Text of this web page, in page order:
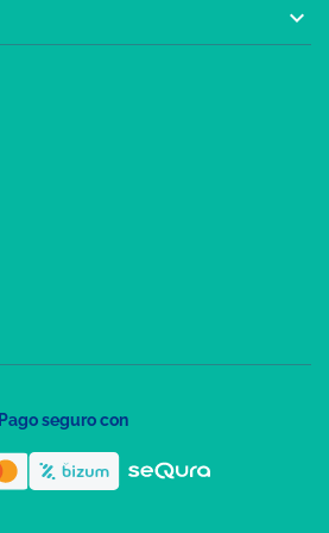

Pago seguro con